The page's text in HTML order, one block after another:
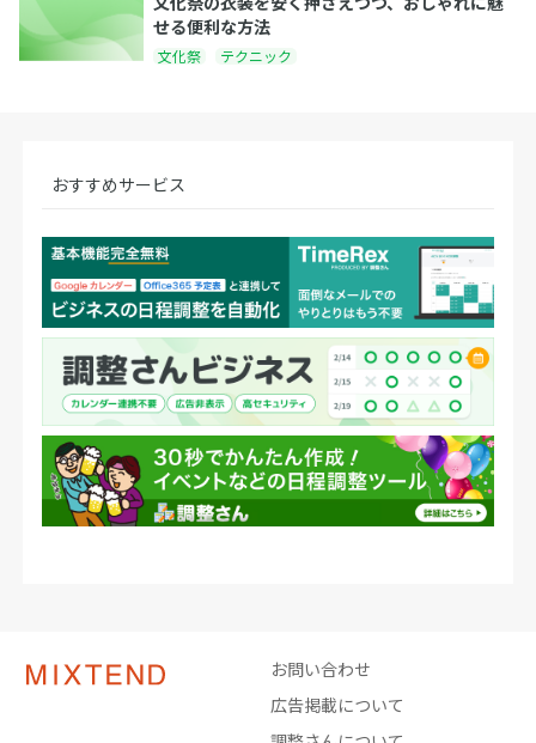
せる便利な方法
文化祭 テクニック
おすすめサービス
お問い合わせ
広告掲載について